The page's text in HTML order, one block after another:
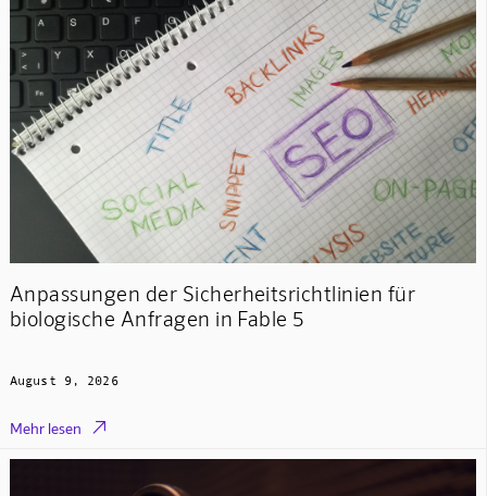
Anpassungen der Sicherheitsrichtlinien für
biologische Anfragen in Fable 5
August 9, 2026
Mehr lesen 